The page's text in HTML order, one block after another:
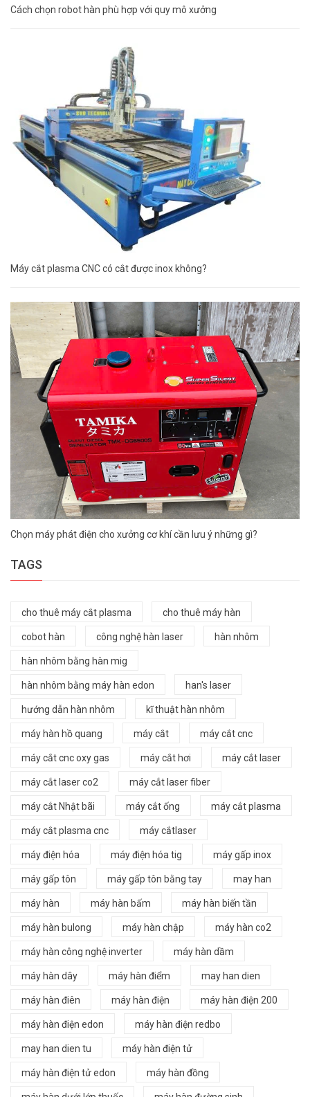
Cách chọn robot hàn phù hợp với quy mô xưởng
Máy cắt plasma CNC có cắt được inox không?
Chọn máy phát điện cho xưởng cơ khí cần lưu ý những gì?
TAGS
cho thuê máy cắt plasma cho thuê máy hàn
cobot hàn công nghệ hàn laser hàn nhôm
hàn nhôm bằng hàn mig
hàn nhôm bằng máy hàn edon han's laser
hướng dẫn hàn nhôm kĩ thuật hàn nhôm
máy hàn hồ quang máy cắt máy cắt cnc
máy cắt cnc oxy gas máy cắt hơi máy cắt laser
máy cắt laser co2 máy cắt laser fiber
máy cắt Nhật bãi máy cắt ống máy cắt plasma
máy cắt plasma cnc máy cắtlaser
máy điện hóa máy điện hóa tig máy gấp inox
máy gấp tôn máy gấp tôn bằng tay may han
máy hàn máy hàn bấm máy hàn biến tần
máy hàn bulong máy hàn chập máy hàn co2
máy hàn công nghệ inverter máy hàn dầm
máy hàn dây máy hàn điểm may han dien
máy hàn điên máy hàn điện máy hàn điện 200
máy hàn điện edon máy hàn điện redbo
may han dien tu máy hàn điện tử
máy hàn điện tử edon máy hàn đồng